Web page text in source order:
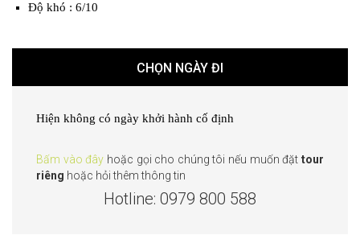
Độ khó : 6/10
CHỌN NGÀY ĐI
Hiện không có ngày khởi hành cố định
Bấm vào đây hoặc gọi cho chúng tôi nếu muốn đặttour
riêng hoặc hỏi thêm thông tin
Hotline: 0979 800 588